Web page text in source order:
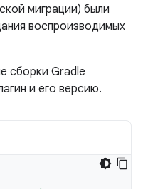
миграции) были
воспроизводимых
сборки Gradle
и его версию.